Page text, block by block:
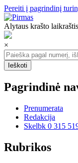
Pereiti į pagrindinį
Alytaus krašto laikraštis
×
Pagrindinė
Prenumerata
Redakcija
Skelbk 0 315
Rubrikos